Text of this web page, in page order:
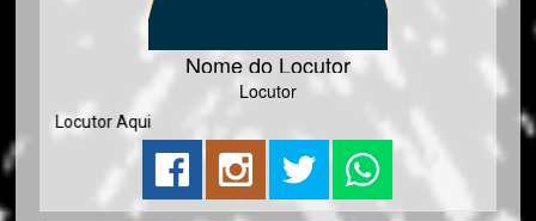
Nome do Locutor
Locutor
Locutor Aqui